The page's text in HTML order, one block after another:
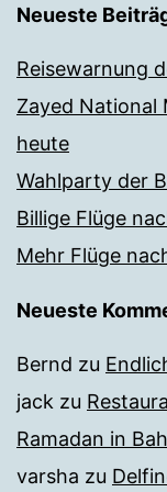
Neueste
Reisewarnung
Zayed National
heute
Wahlparty der
Billige Flüge
Mehr Flüge
Neueste
Bernd zu
jack zu
Ramadan in
varsha zu